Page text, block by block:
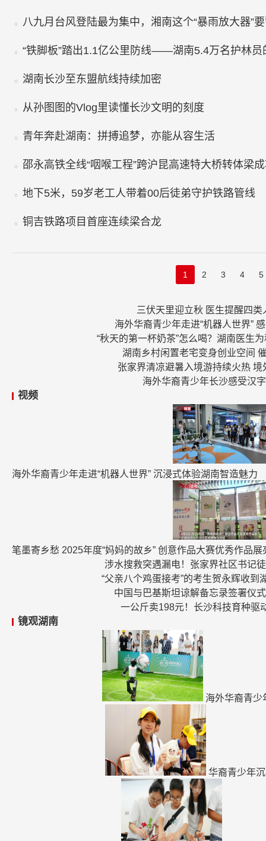
八九月台风登陆最为集中，湘南这个“暴雨放大器”
“铁脚板”踏出1.1亿公里防线——湖南5.4万名护林员
湖南长沙至东盟航线持续加密
从孙图图的Vlog里读懂长沙文明的刻度
青年奔赴湖南：拼搏追梦，亦能从容生活
邵永高铁全线“咽喉工程”跨沪昆高速特大桥转体梁
地下5米，59岁老工人带着00后徒弟守护铁路管线
铜吉铁路项目首座连续梁合龙
1 2 3 4 5
三伏天里迎立秋 医生提醒四类
海外华裔青少年走进“机器人世界”
“秋天的第一杯奶茶”怎么喝？湖南医生
湖南乡村闲置老宅变身创业空间
张家界清凉避暑入境游持续火热 境
海外华裔青少年长沙感受汉
视频
海外华裔青少年走进“机器人世界” 沉浸式体验湖南智造魅力
笔墨寄乡愁 2025年度“妈妈的故乡” 创意作品大赛优秀作品展
涉水搜救突遇漏电！张家界社区书记
“父亲八个鸡蛋接考”的考生贺永辉收到
中国与巴基斯坦谅解备忘录签署仪
一公斤卖198元！长沙科技育种驱
镜观湖南
海外华裔青少
华裔青少年